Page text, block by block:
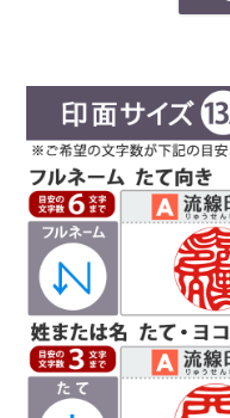
ンスをと
字を折
す。直線
好まれています。定評のあ
に収めます。